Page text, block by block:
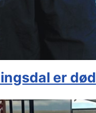
er død